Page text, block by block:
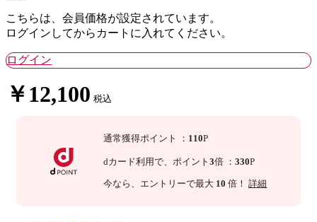
こちらは、会員価格が設定されています。
ログインしてからカートに入れてください。
ログイン
￥12,100 税込
通常獲得ポイント ： 110P
dカード利用で、ポイント3倍 ：330P
今なら 、エントリーで最大 10 倍！詳細